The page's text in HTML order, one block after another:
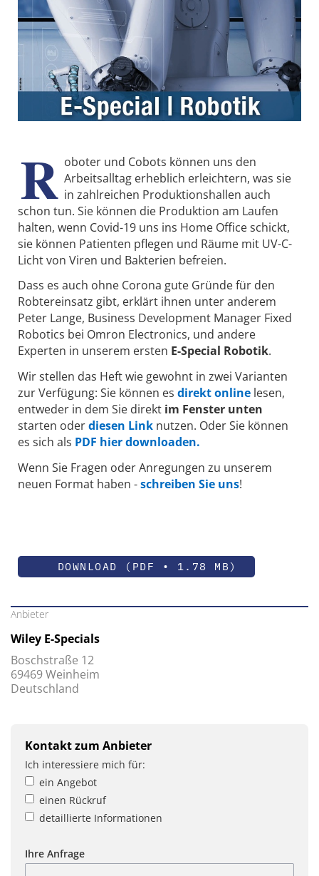
R oboter und Cobots können uns den
Arbeitsalltag erheblich erleichtern, was sie
in zahlreichen Produktionshallen auch
schon tun. Sie können die Produktion am Laufen
halten, wenn Covid-19 uns ins Home Office schickt,
sie können Patienten pflegen und Räume mit UV-C-
Licht von Viren und Bakterien befreien.
Dass es auch ohne Corona gute Gründe für den
Robtereinsatz gibt, erklärt ihnen unter anderem
Peter Lange, Business Development Manager Fixed
Robotics bei Omron Electronics, und andere
Experten in unserem ersten E-Special Robotik.
Wir stellen das Heft wie gewohnt in zwei Varianten
zur Verfügung: Sie können es direkt online lesen,
entweder in dem Sie direkt im Fenster unten
starten oderdiesen Link nutzen. Oder Sie können
es sich als PDF hier downloaden.
Wenn Sie Fragen oder Anregungen zu unserem
neuen Format haben -schreiben Sie uns!
DOWNLOAD (PDF • 1.78 MB)
Anbieter
Wiley E-Specials
Boschstraße 12
69469 Weinheim
Deutschland
Kontakt zum Anbieter
Ich interessiere mich für:
ein Angebot
einen Rückruf
detaillierte Informationen
Ihre Anfrage